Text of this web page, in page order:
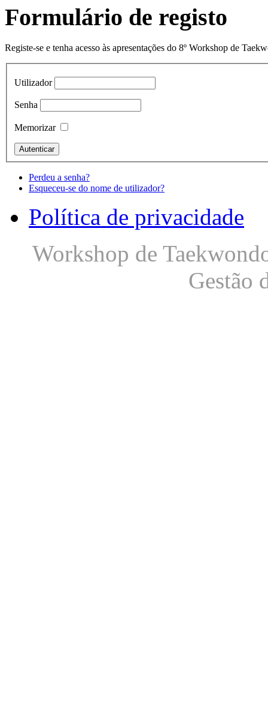
Formulário de registo
Registe-se e tenha acesso às apresentações do 8º Workshop de
Utilizador
Senha
Memorizar
Perdeu a senha?
Esqueceu-se do nome de utilizador?
Política de privacidade
Workshop de
Gestão